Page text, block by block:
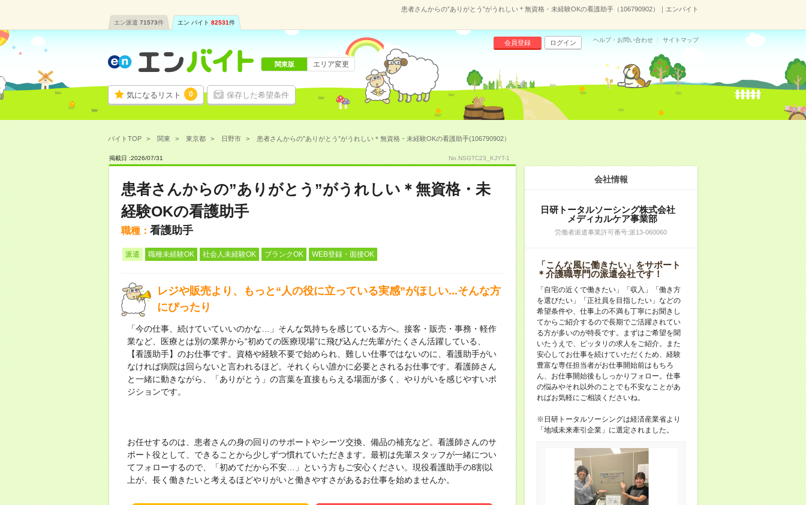
患者さんからの”ありがとう”がうれしい＊無資格・未経験OKの看護助手（106790902）｜エンバイト
エン派遣 71573件 エン バイト 82531件
気になるリスト 0 保存した希望条件
会員登録 ログイン ヘルプ・お問い合わせ サイトマップ
関東版 エリア変更
バイトTOP 関東 東京都 日野市 患者さんからの”ありがとう”がうれしい＊無資格・未経験OKの看護助手(106790902）
掲載日 :2026/07/31 No.NSGTC23_KJYT-1
患者さんからの”ありがとう”がうれしい＊無資格・未
経験OKの看護助手
職種： 看護助手
派遣 職種未経験OK 社会人未経験OK ブランクOK WEB登録・面接OK
レジや販売より、もっと“人の役に立っている実感”がほしい...そんな方
にぴったり
「今の仕事、続けていていいのかな…」そんな気持ちを感じている方へ。接客・販売・事務・軽作
業など、医療とは別の業界から“初めての医療現場”に飛び込んだ先輩がたくさん活躍している、
【看護助手】のお仕事です。資格や経験不要で始められ、難しい仕事ではないのに、看護助手がい
なければ病院は回らないと言われるほど。それくらい誰かに必要とされるお仕事です。看護師さん
と一緒に動きながら、「ありがとう」の言葉を直接もらえる場面が多く、やりがいを感じやすいポ
ジションです。
お任せするのは、患者さんの身の回りのサポートやシーツ交換、備品の補充など。看護師さんのサ
ポート役として、できることから少しずつ慣れていただきます。最初は先輩スタッフが一緒につい
てフォローするので、「初めてだから不安…」という方もご安心ください。現役看護助手の8割以
上が、長く働きたいと考えるほどやりがいと働きやすさがあるお仕事を始めませんか。
会社情報
日研トータルソーシング株式会社
メディカルケア事業部
労働者派遣事業許可番号:派13-060060
「こんな風に働きたい」をサポート
＊介護職専門の派遣会社です！
「自宅の近くで働きたい」「収入」「働き方
を選びたい」「正社員を目指したい」などの
希望条件や、仕事上の不満も丁寧にお聞きし
てからご紹介するので長期でご活躍されてい
る方が多いのが特長です。まずはご希望を聞
いたうえで、ピッタリの求人をご紹介。また
安心してお仕事を続けていただくため、経験
豊富な専任担当者がお仕事開始前はもちろ
ん、お仕事開始後もしっかりフォロー。仕事
の悩みやそれ以外のことでも不安なことがあ
ればお気軽にご相談くださいね。
※日研トータルソーシングは経済産業省より
「地域未来牽引企業」に選定されました。